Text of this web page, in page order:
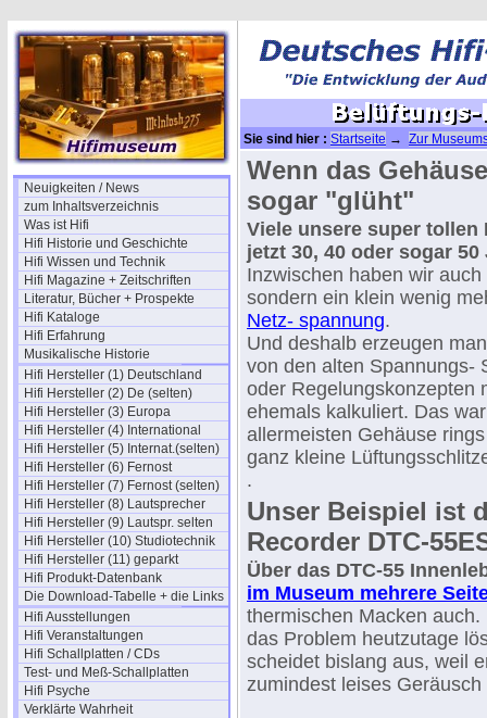
Neuigkeiten / News
zum Inhaltsverzeichnis
Was ist Hifi
Hifi Historie und Geschichte
Hifi Wissen und Technik
Hifi Magazine + Zeitschriften
Literatur, Bücher + Prospekte
Hifi Kataloge
Hifi Erfahrung
Musikalische Historie
Hifi Hersteller (1) Deutschland
Hifi Hersteller (2) De (selten)
Hifi Hersteller (3) Europa
Hifi Hersteller (4) International
Hifi Hersteller (5) Internat.(selten)
Hifi Hersteller (6) Fernost
Hifi Hersteller (7) Fernost (selten)
Hifi Hersteller (8) Lautsprecher
Hifi Hersteller (9) Lautspr. selten
Hifi Hersteller (10) Studiotechnik
Hifi Hersteller (11) geparkt
Hifi Produkt-Datenbank
Die Download-Tabelle + die Links
Hifi Ausstellungen
Hifi Veranstaltungen
Hifi Schallplatten / CDs
Test- und Meß-Schallplatten
Hifi Psyche
Verklärte Wahrheit
Sie sind hier : Startseite → Zur
Wenn das
sogar "glüht"
Viele unsere super tollen
jetzt 30, 40 oder sogar 50
Inzwischen haben wir
sondern ein klein wenig
Netz- spannung.
Und deshalb erzeugen
von den alten Spannungs-
oder Regelungskonzepten
ehemals kalkuliert. Das
allermeisten Gehäuse
ganz kleine
.
Unser Beispiel ist
Recorder DTC-
Über das DTC-55
im Museum mehrere
thermischen Macken
das Problem heutzutage
scheidet bislang aus, weil
zumindest leises Geräusch